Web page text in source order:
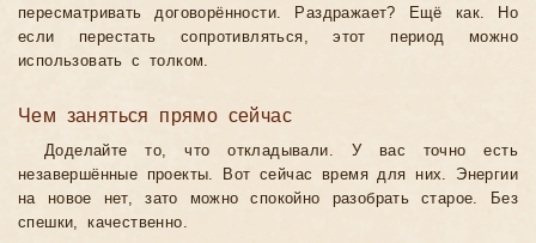
пересматривать договорённости. Раздражает? Ещё как. Но
если перестать сопротивляться, этот период можно
использовать с толком.
Чем заняться прямо сейчас
Доделайте то, что откладывали. У вас точно есть
незавершённые проекты. Вот сейчас время для них. Энергии
на новое нет, зато можно спокойно разобрать старое. Без
спешки, качественно.